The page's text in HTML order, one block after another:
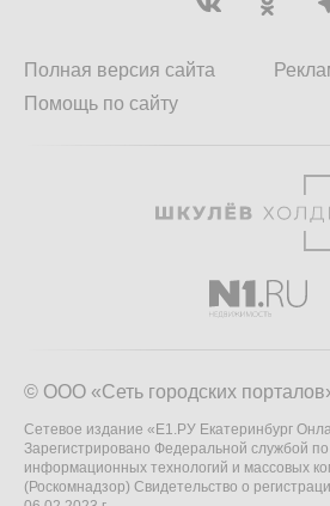
Полная версия сайта
Помощь по сайту
© ООО «Сеть городских
Сетевое издание «Е1.РУ Екатеринбург
Зарегистрировано Федеральной службой
информационных технологий и массовых
(Роскомнадзор) Свидетельство о